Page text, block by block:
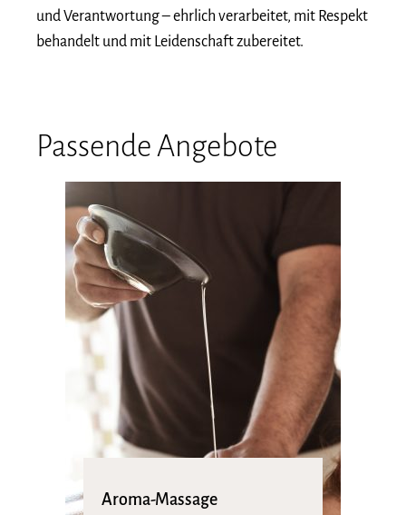
und Verantwortung – ehrlich verarbeitet, mit Respekt
behandelt und mit Leidenschaft zubereitet.
Passende Angebote
Aroma-Massage